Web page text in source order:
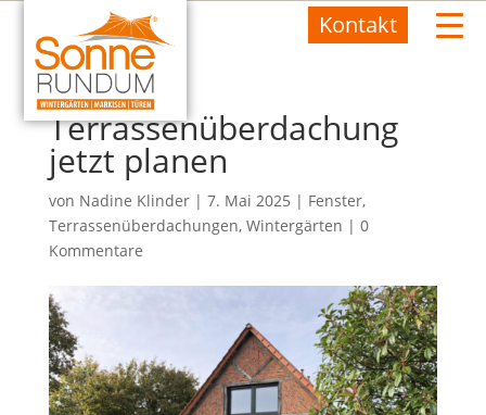
Kontakt
Terrassenüberdachung
jetzt planen
von Nadine Klinder| 7. Mai 2025 | Fenster,
Terrassenüberdachungen, Wintergärten | 0
Kommentare